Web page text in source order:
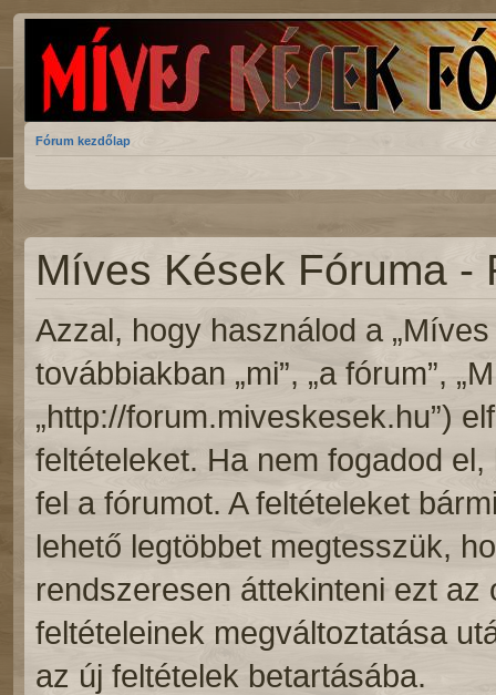
Fórum kezdőlap
Míves Kések Fóruma -
Azzal, hogy használod a
továbbiakban „mi”, „a fórum”,
„http://forum.miveskesek.hu”)
feltételeket. Ha nem fogadod
fel a fórumot. A feltételeket
lehető legtöbbet megtesszük,
rendszeresen áttekinteni ezt
feltételeinek megváltoztatása
az új feltételek betartásába.